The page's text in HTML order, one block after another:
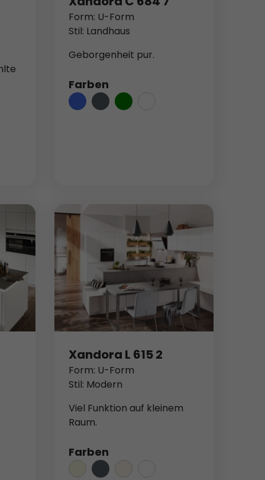
Form: U-Form
Stil: Landhaus
Geborgenheit pur.
Farben
Xandora L 615 2
Form: U-Form
Stil: Modern
Viel Funktion auf kleinem
Raum.
Farben